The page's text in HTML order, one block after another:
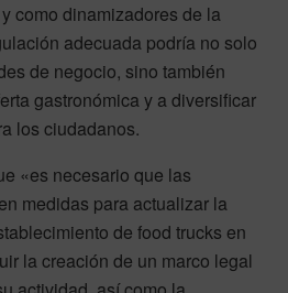
como dinamizadores de la
adecuada podría no solo
de negocio, sino también
gastronómica y a diversificar
los ciudadanos.
«es necesario que las
medidas para actualizar la
de food trucks en
la creación de un marco legal